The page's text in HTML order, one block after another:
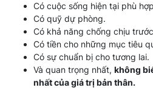
Có cuộc sống hiện tại phù
Có quỹ dự phòng.
Có khả năng chống chịu
Có tiền cho những mục tiêu
Có sự chuẩn bị cho tương lai.
Và quan trọng nhất, không
nhất của giá trị bản thân.